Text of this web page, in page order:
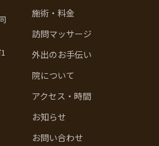
施術・料金
訪問マッサージ
外出のお手伝い
院について
アクセス・時間
お知らせ
お問い合わせ